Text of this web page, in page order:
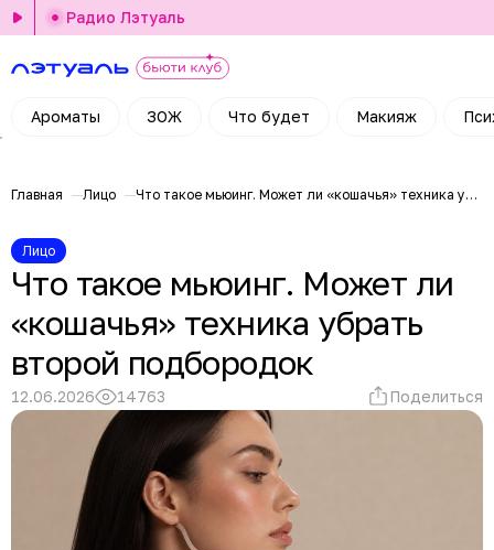
Ароматы ЗОЖ Что будет Макияж
Радио Лэтуаль
Главная Лицо Что такое мьюинг. Может ли «кошачья» техника убрать второй подбородок
Лицо
Что такое мьюинг. Может ли
«кошачья» техника убрать
второй подбородок
12.06.2026 14763 Поделиться